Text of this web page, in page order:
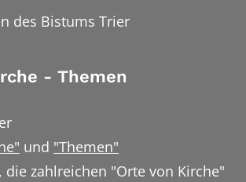
des Bistums Trier
- Themen
und "Themen"
die zahlreichen "Orte von Kirche"